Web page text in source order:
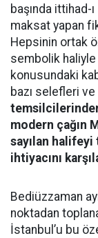
başında ittihad-
maksat yapan
Hepsinin ortak
sembolik
konusundaki
bazı selefleri
modern çağın
sayılan
ihtiyacını
Bediüzzaman
noktadan
İstanbul’u bu